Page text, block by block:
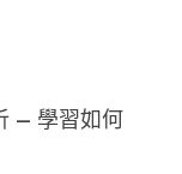
– 學習如何